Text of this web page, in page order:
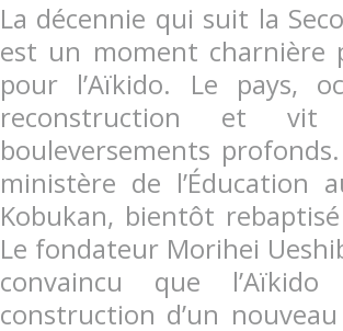
La décennie qui suit la
est un moment charnière
pour l’Aïkido. Le pays,
reconstruction et
bouleversements
ministère de l’Éducation
Kobukan, bientôt
Le fondateur Morihei
convaincu que
construction d’un